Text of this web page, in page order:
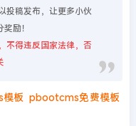
投稿发布，让更多小伙
励！
不得违反国家法律，否
板 pbootcms免费模板